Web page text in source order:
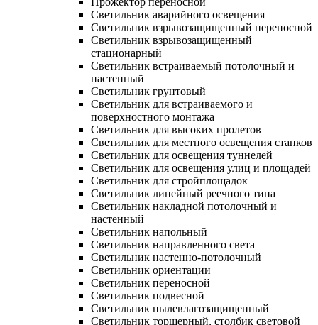
Светильник аварийного освещения
Светильник взрывозащищенный переносной
Светильник взрывозащищенный
стационарный
Светильник встраиваемый потолочный и
настенный
Светильник грунтовый
Светильник для встраиваемого и
поверхностного монтажа
Светильник для высоких пролетов
Светильник для местного освещения станков
Светильник для освещения туннелей
Светильник для освещения улиц и площадей
Светильник для стройплощадок
Светильник линейный реечного типа
Светильник накладной потолочный и
настенный
Светильник напольный
Светильник направленного света
Светильник настенно-потолочный
Светильник ориентации
Светильник переносной
Светильник подвесной
Светильник пылевлагозащищенный
Светильник торшерный, столбик световой